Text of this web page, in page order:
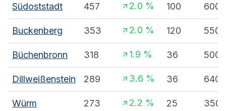
Südoststadt 457 2.0 % 100 600
Buckenberg 353 2.0 % 120 550
Büchenbronn 318 1.9 % 36 500
Dillweißenstein 289 3.6 % 36 640
Würm 273 2.2 % 25 350